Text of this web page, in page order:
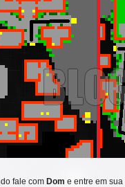
fale com Dom e entre em